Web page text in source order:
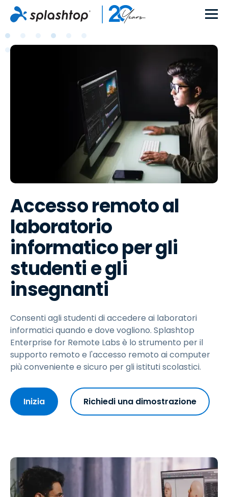
Accesso remoto al
laboratorio
informatico per gli
studenti e gli
insegnanti
Consenti agli studenti di accedere ai laboratori
informatici quando e dove vogliono. Splashtop
Enterprise for Remote Labs è lo strumento per il
supporto remoto e l'accesso remoto ai computer
più conveniente e sicuro per gli istituti scolastici.
Inizia Richiedi una dimostrazione